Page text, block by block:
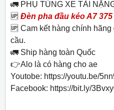
🚛 PHỤ TÙNG XE TẢI
🆙️ Đèn pha đầu kéo A7
🆙️ Cam kết hàng chính
cầu.
🚛 Ship hàng toàn Quốc
👉Alo là có hàng cho ae
Youtobe: https://youtu.be/
Facebook: https://bit.ly/